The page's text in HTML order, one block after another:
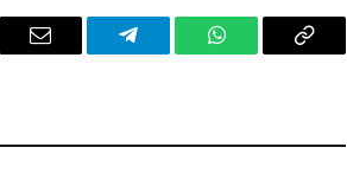
Email Telegram WhatsAppCopy